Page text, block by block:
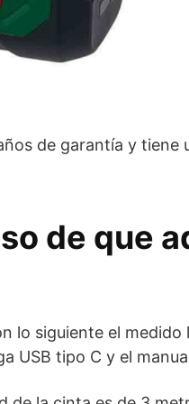
de garantía y tiene
de que
lo siguiente el medido
USB tipo C y el